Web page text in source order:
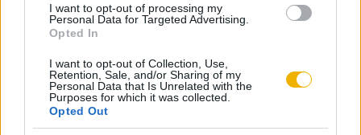
I want to opt-out of processing my
Personal Data for Targeted Advertising.
Opted In
I want to opt-out of Collection, Use,
Retention, Sale, and/or Sharing of my
Personal Data that Is Unrelated with the
Purposes for which it was collected.
Opted Out
neve juthat az eszünkbe, mindazonáltal az ő
bűnrészességére sincsen konkrét bizonyíték. A gyilkosság
megtervezésében egyébként vélhetően Bánk aktívan részt
vett, mellette pedig a Kacsics nembeli Simon bán, Péter
csanádi ispán, de esetleg még János esztergomi érsek is –